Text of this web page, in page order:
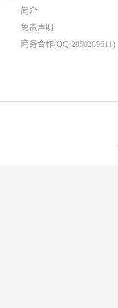
简介
免责声明
商务合作(QQ:2850289611)